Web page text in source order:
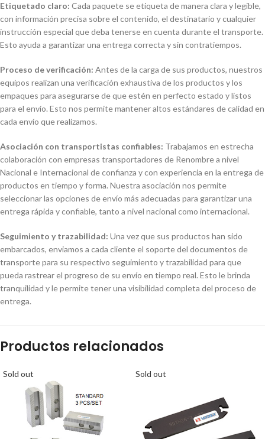
Etiquetado claro: Cada paquete se etiqueta de manera clara y legible,
con información precisa sobre el contenido, el destinatario y cualquier
instrucción especial que deba tenerse en cuenta durante el transporte.
Esto ayuda a garantizar una entrega correcta y sin contratiempos.
Proceso de verificación: Antes de la carga de sus productos, nuestros
equipos realizan una verificación exhaustiva de los productos y los
empaques para asegurarse de que estén en perfecto estado y listos
para el envío. Esto nos permite mantener altos estándares de calidad en
cada envío que realizamos.
Asociación con transportistas confiables: Trabajamos en estrecha
colaboración con empresas transportadores de Renombre a nivel
Nacional e Internacional de confianza y con experiencia en la entrega de
productos en tiempo y forma. Nuestra asociación nos permite
seleccionar las opciones de envío más adecuadas para garantizar una
entrega rápida y confiable, tanto a nivel nacional como internacional.
Seguimiento y trazabilidad: Una vez que sus productos han sido
embarcados, enviamos a cada cliente el soporte del documentos de
transporte para su respectivo seguimiento y trazabilidad para que
pueda rastrear el progreso de su envío en tiempo real. Esto le brinda
tranquilidad y le permite tener una visibilidad completa del proceso de
entrega.
Productos relacionados
Sold out Sold out